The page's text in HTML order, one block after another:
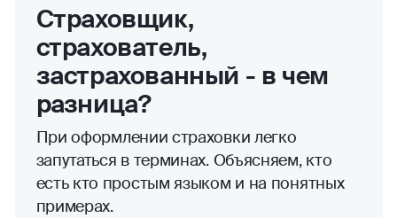
Страховщик,
страхователь,
застрахованный - в чем
разница?
При оформлении страховки легко
запутаться в терминах. Объясняем, кто
есть кто простым языком и на понятных
примерах.